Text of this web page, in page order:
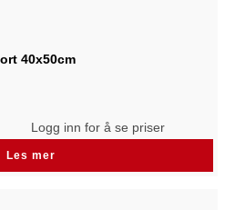
40x50cm
Logg inn for å se priser
Les mer